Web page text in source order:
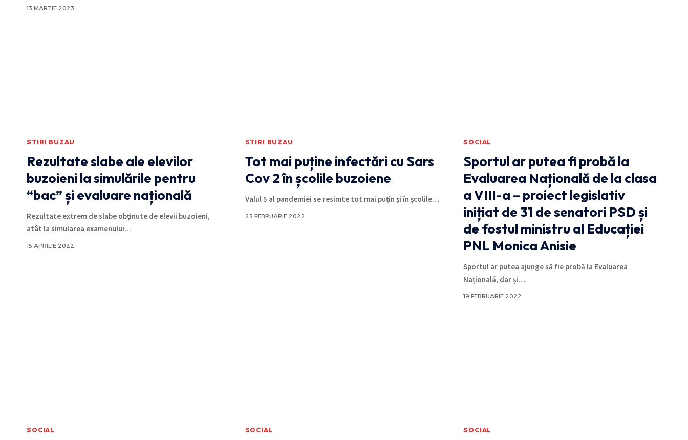
13 MARTIE 2023
STIRI BUZAU
Rezultate slabe ale elevilor
buzoieni la simulările pentru
“bac” și evaluare națională
Rezultate extrem de slabe obținute de elevii buzoieni,
atât la simularea examenului…
15 APRILIE 2022
STIRI BUZAU
Tot mai puține infectări cu Sars
Cov 2 în școlile buzoiene
Valul 5 al pandemiei se resimte tot mai puțin și în școlile…
23 FEBRUARIE 2022
SOCIAL
Sportul ar putea fi probă la
Evaluarea Națională de la clasa
a VIII-a – proiect legislativ
inițiat de 31 de senatori PSD și
de fostul ministru al Educației
PNL Monica Anisie
Sportul ar putea ajunge să fie probă la Evaluarea
Națională, dar și…
19 FEBRUARIE 2022
SOCIAL SOCIAL SOCIAL